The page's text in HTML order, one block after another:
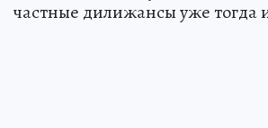
частные дилижансы уже тогда